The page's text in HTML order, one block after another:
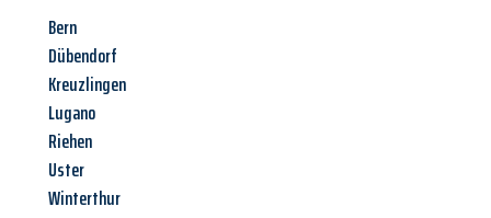
Bern
Dübendorf
Kreuzlingen
Lugano
Riehen
Uster
Winterthur